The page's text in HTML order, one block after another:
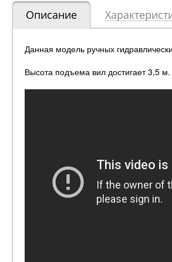
Описание
Данная модель ручных
Высота подъема вил достигает 3,5